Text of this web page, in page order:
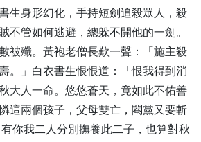
生身形幻化，手持短劍追殺眾人，殺
不管如何逃避，總躲不開他的一劍。
被殲。黃袍老僧長歎一聲：「施主殺
。」白衣書生恨恨道：「恨我得到消
大人一命。悠悠蒼天，竟如此不佑善
這兩個孩子，父母雙亡，閹黨又要斬
你我二人分別撫養此二子，也算對秋